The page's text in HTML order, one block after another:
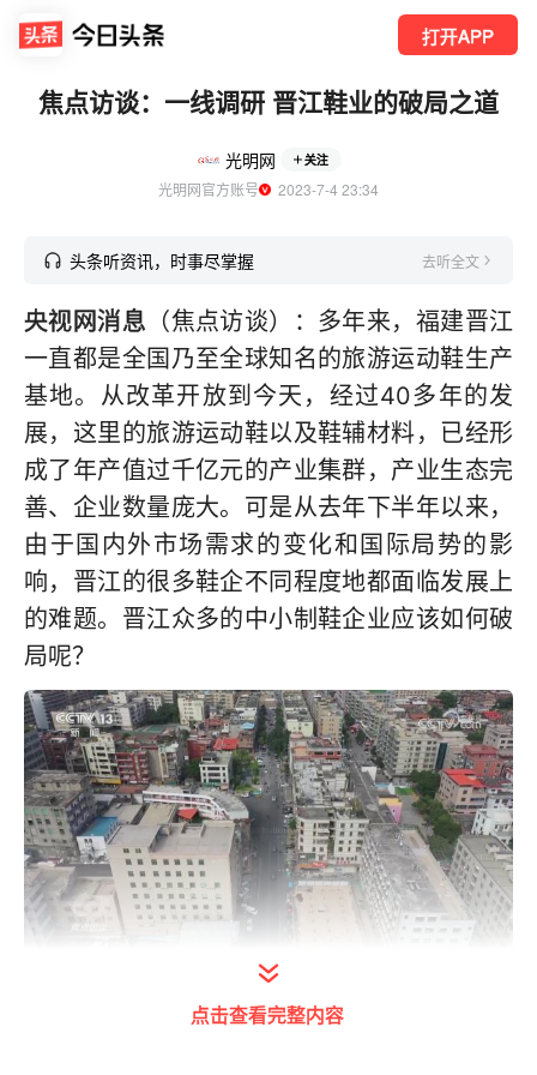
打开APP
焦点访谈：一线调研 晋江鞋业的破局之道
光明网 关注
光明网官方账号
  2023-7-4 23:34
头条听资讯，时事尽掌握 去听全文
央视网消息 （焦点访谈）：多年来，福建晋江
一直都是全国乃至全球知名的旅游运动鞋生产
基地。从改革开放到今天，经过40多年的发
展，这里的旅游运动鞋以及鞋辅材料，已经形
成了年产值过千亿元的产业集群，产业生态完
善、企业数量庞大。可是从去年下半年以来，
由于国内外市场需求的变化和国际局势的影
响，晋江的很多鞋企不同程度地都面临发展上
的难题。晋江众多的中小制鞋企业应该如何破
局呢？
晋江陈埭镇是全国鞋类产业最密集的产业聚集
点击查看完整内容